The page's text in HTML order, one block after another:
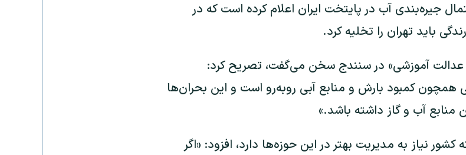
جیره‌بندی آب در پایتخت ایران اعلام کرده است که در
باید تهران را تخلیه کرد.
آموزشی» در سنندج سخن می‌گفت، تصریح کرد:
همچون کمبود بارش و منابع آبی روبه‌رو است و این بحران‌ها
منابع آب و گاز داشته باشد.»
کشور نیاز به مدیریت بهتر در این حوزه‌ها دارد، افزود: «اگر